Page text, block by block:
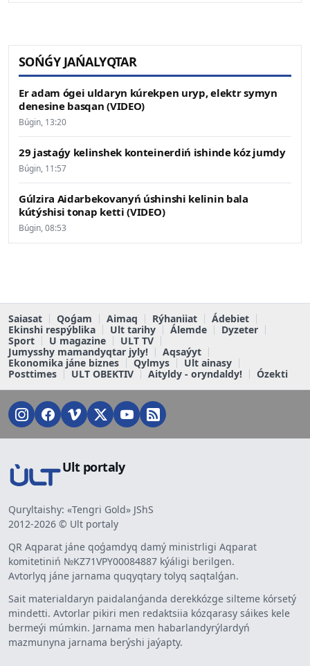
SOŃǴY JAŃALYQTAR
Er adam ógei uldaryn kúrekpen uryp, elektr symyn
denesine basqan (VIDEO)
Búgin, 13:20
29 jastaǵy kelinshek konteinerdiń ishinde kóz jumdy
Búgin, 11:57
Gúlzira Aidarbekovanyń úshinshi kelinin bala
kútýshisi tonap ketti (VIDEO)
Búgin, 08:53
Saiasat Qoǵam Aimaq Rýhaniiat
Ádebiet
Ekinshi respýblika
Ult tarihy Álemde
Dyzeter
Sport
U magazine
ULT TV
Jumysshy mamandyqtar jyly!
Aqsaýyt
Ekonomika jáne biznes
Qylmys
Ult ainasy
Posttimes
ULT OBEKTIV Aityldy - oryndaldy! Ózekti
Ult portaly
Quryltaishy: «Tengri Gold» JShS
2012-2026 © Ult portaly
QR Aqparat jáne qoǵamdyq damý ministrligi Aqparat
komitetiniń №KZ71VPY00084887 kýáligi berilgen.
Avtorlyq jáne jarnama quqyqtary tolyq saqtalǵan.
Sait materialdaryn paidalanǵanda derekkózge silteme kórsetý
mindetti. Avtorlar pikiri men redaktsiia kózqarasy sáikes kele
bermeýi múmkin. Jarnama men habarlandyrýlardyń
mazmunyna jarnama berýshi jaýapty.